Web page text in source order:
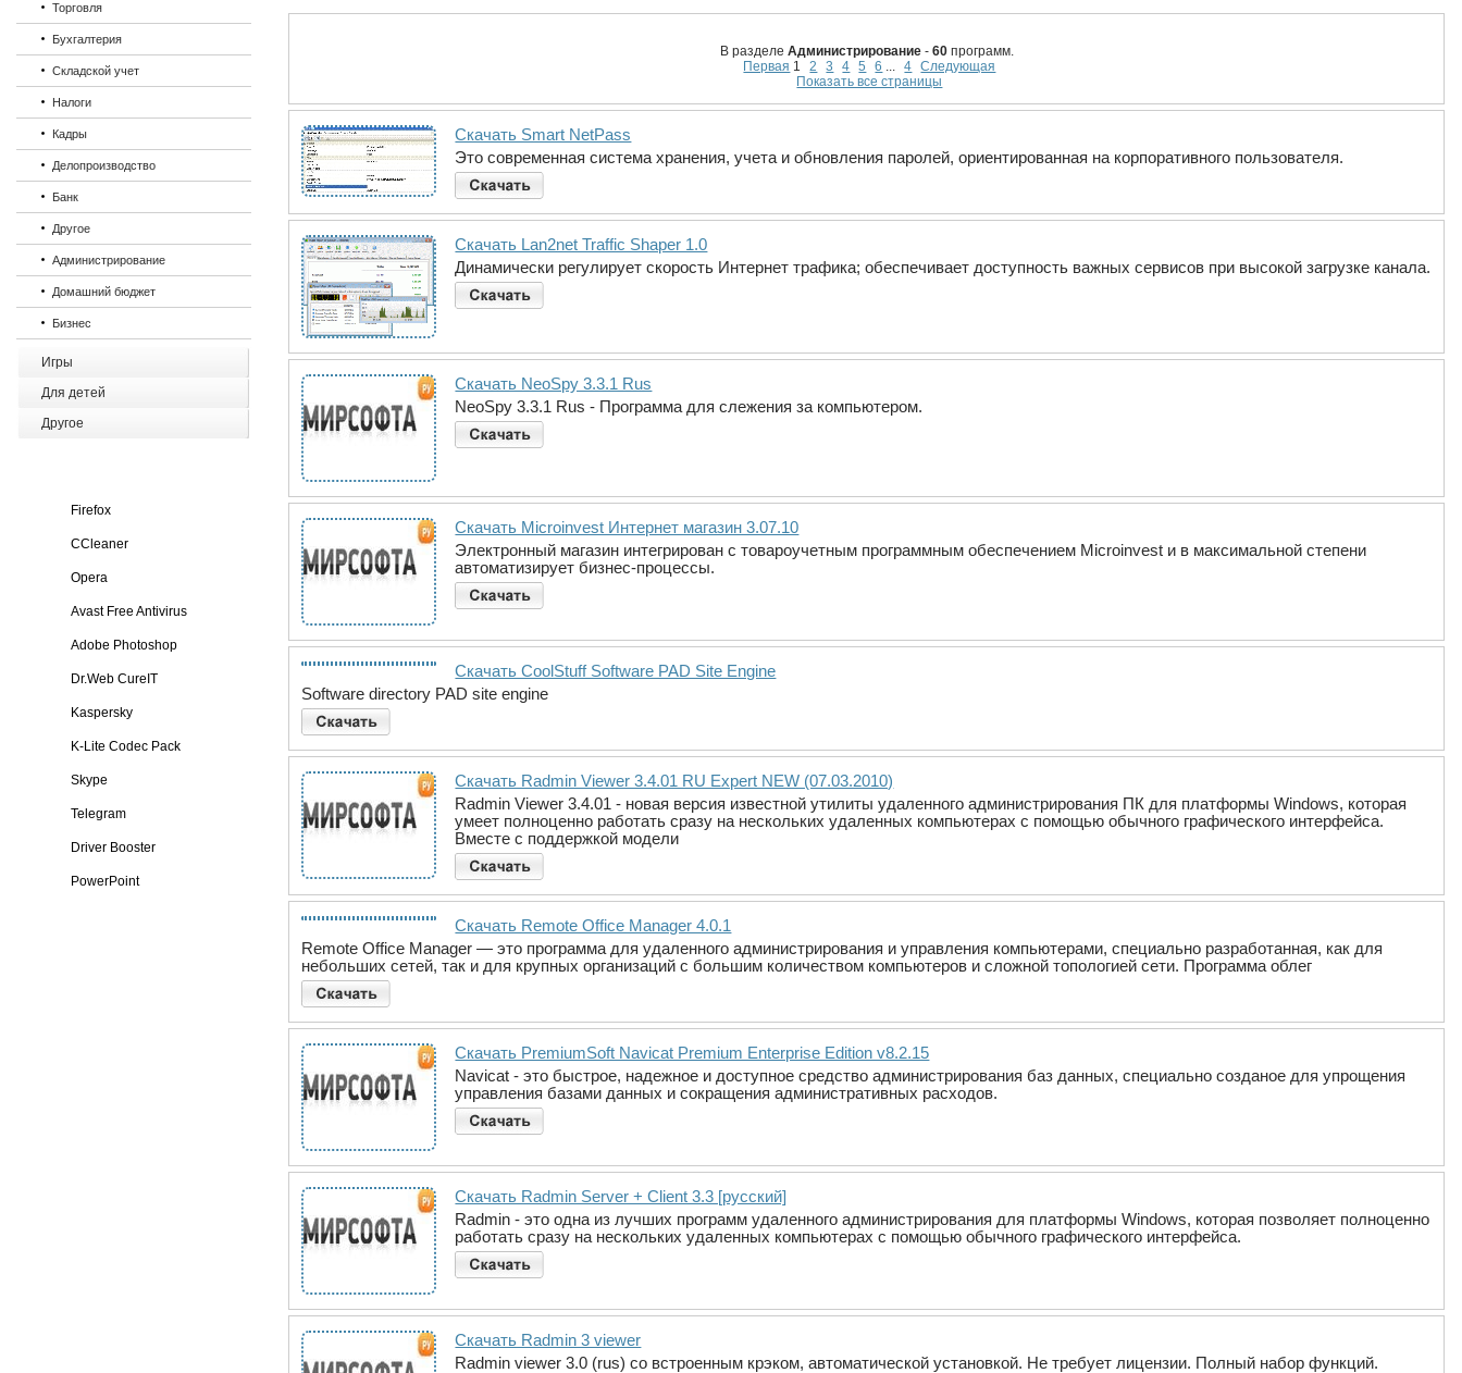
Торговля
Бухгалтерия
Складской учет
Налоги
Кадры
Делопроизводство
Банк
Другое
Администрирование
Домашний бюджет
Бизнес
Игры
Для детей
Другое
Firefox
CCleaner
Opera
Avast Free Antivirus
Adobe Photoshop
Dr.Web CureIT
Kaspersky
K-Lite Codec Pack
Skype
Telegram
Driver Booster
PowerPoint
В разделе Администрирование- 60программ.
Первая 1 2 3 4 5 6 ... 4
Следующая
Показать все страницы
Скачать Smart NetPass
Это современная система хранения, учета и обновления паролей, ориентированная на корпоративного пользователя.
Скачать Lan2net Traffic Shaper 1.0
Динамически регулирует скорость Интернет трафика; обеспечивает доступность важных сервисов при высокой загрузке канала.
Скачать NeoSpy 3.3.1 Rus
NeoSpy 3.3.1 Rus - Программа для слежения за компьютером.
Скачать Microinvest Интернет магазин 3.07.10
Электронный магазин интегрирован с товароучетным программным обеспечением Microinvest и в максимальной степени
автоматизирует бизнес-процессы.
Скачать CoolStuff Software PAD Site Engine
Software directory PAD site engine
Скачать Radmin Viewer 3.4.01 RU Expert NEW (07.03.2010)
Radmin Viewer 3.4.01 - новая версия известной утилиты удаленного администрирования ПК для платформы Windows, которая
умеет полноценно работать сразу на нескольких удаленных компьютерах с помощью обычного графического интерфейса.
Вместе с поддержкой модели
Скачать Remote Office Manager 4.0.1
Remote Office Manager — это программа для удаленного администрирования и управления компьютерами, специально разработанная, как для
небольших сетей, так и для крупных организаций с большим количеством компьютеров и сложной топологией сети. Программа облег
Скачать PremiumSoft Navicat Premium Enterprise Edition v8.2.15
Navicat - это быстрое, надежное и доступное средство администрирования баз данных, специально созданое для упрощения
управления базами данных и сокращения административных расходов.
Скачать Radmin Server + Client 3.3 [русский]
Radmin - это одна из лучших программ удаленного администрирования для платформы Windows, которая позволяет полноценно
работать сразу на нескольких удаленных компьютерах с помощью обычного графического интерфейса.
Скачать Radmin 3 viewer
Radmin viewer 3.0 (rus) со встроенным крэком, автоматической установкой. Не требует лицензии. Полный набор функций.